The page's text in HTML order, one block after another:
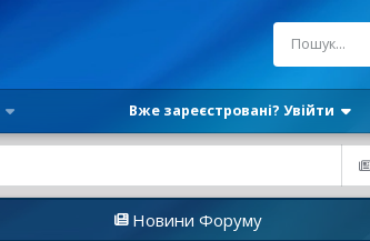
Вже зареєстровані? Увійти
Новини Форуму